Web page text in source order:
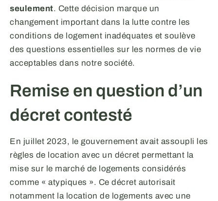
seulement. Cette décision marque un
changement important dans la lutte contre les
conditions de logement inadéquates et soulève
des questions essentielles sur les normes de vie
acceptables dans notre société.
Remise en question d’un
décret contesté
En juillet 2023, le gouvernement avait assoupli les
règles de location avec un décret permettant la
mise sur le marché de logements considérés
comme « atypiques ». Ce décret autorisait
notamment la location de logements avec une